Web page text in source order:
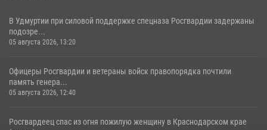
В Удмуртии при силовой поддержке спецназа Росгвардии задержаны
подозре...
05 августа 2026, 13:20
Офицеры Росгвардии и ветераны войск правопорядка почтили
память генера...
05 августа 2026, 12:40
Росгвардеец спас из огня пожилую женщину в Краснодарском крае